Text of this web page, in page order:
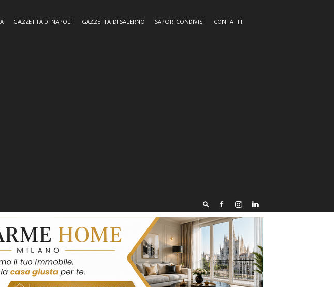
GAZZETTA DI NAPOLI GAZZETTA DI SALERNO SAPORI CONDIVISI
CONTATTI